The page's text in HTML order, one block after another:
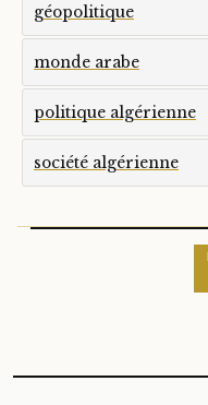
géopolitique
monde arabe
politique algérienne
société algérienne